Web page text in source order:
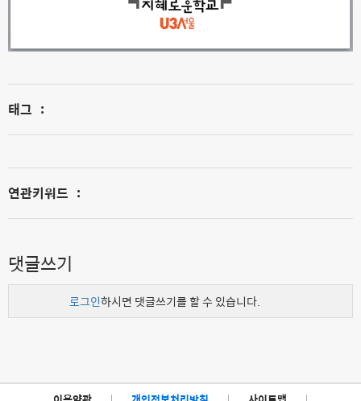
태그 :
연관키워드 :
댓글쓰기
로그인하시면 댓글쓰기를 할 수 있습니다.